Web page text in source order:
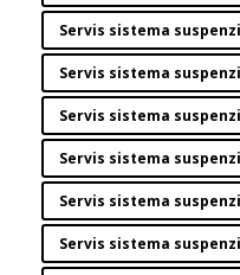
Servis sistema
Servis sistema
Servis sistema
Servis sistema
Servis sistema
Servis sistema